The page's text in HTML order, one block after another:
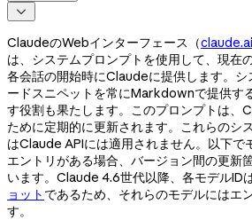

ClaudeのWebインターフェース（claude.ai
は、システムプロンプトを使用して、現在
各会話の開始時にClaudeに提供します。シ
ードスニペットを常にMarkdownで提供す
す役割も果たします。このプロンプトは、
ために定期的に更新されます。これらのシ
はClaude APIには適用されません。以下で
エントリがある場合、バージョン間の更新
います。Claude 4.6世代以降、各モデルID
ョット であるため、それらのモデルにはエ
す。